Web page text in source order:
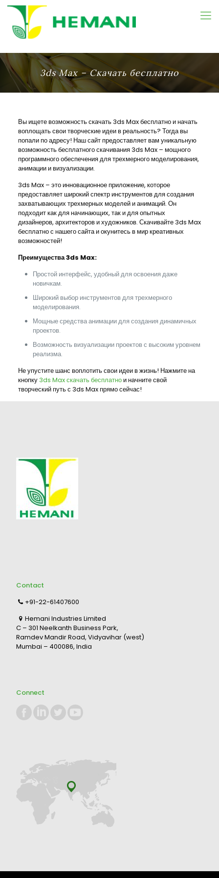
3ds Max – Скачать бесплатно
Вы ищете возможность скачать 3ds Max бесплатно и начать
воплощать свои творческие идеи в реальность? Тогда вы
попали по адресу! Наш сайт предоставляет вам уникальную
возможность бесплатного скачивания 3ds Max – мощного
программного обеспечения для трехмерного моделирования,
анимации и визуализации.
3ds Max – это инновационное приложение, которое
предоставляет широкий спектр инструментов для создания
захватывающих трехмерных моделей и анимаций. Он
подходит как для начинающих, так и для опытных
дизайнеров, архитекторов и художников. Скачивайте 3ds Max
бесплатно с нашего сайта и окунитесь в мир креативных
возможностей!
Преимущества 3ds Max:
Простой интерфейс, удобный для освоения даже
новичкам.
Широкий выбор инструментов для трехмерного
моделирования.
Мощные средства анимации для создания динамичных
проектов.
Возможность визуализации проектов с высоким уровнем
реализма.
Не упустите шанс воплотить свои идеи в жизнь! Нажмите на
кнопку 3ds Max скачать бесплатнои начните свой
творческий путь с 3ds Max прямо сейчас!
Contact
+91-22-61407600
Hemani Industries Limited
C – 301 Neelkanth Business Park,
Ramdev Mandir Road, Vidyavihar (west)
Mumbai – 400086, India
Connect